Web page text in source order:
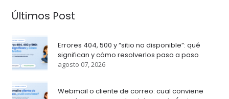
Últimos Post
Errores 404, 500 y “sitio no disponible”: qué
significan y cómo resolverlos paso a paso
agosto 07, 2026
Webmail o cliente de correo: cual conviene